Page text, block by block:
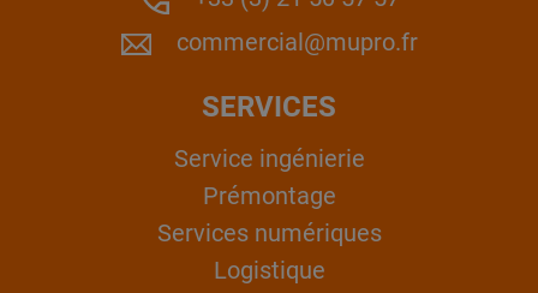
commercial@mupro.fr
SERVICES
Service ingénierie
Prémontage
Services numériques
Logistique